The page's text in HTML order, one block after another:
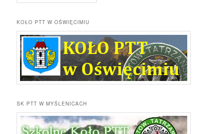
KOŁO PTT W OŚWIĘCIMIU
SK PTT W MYŚLENICACH